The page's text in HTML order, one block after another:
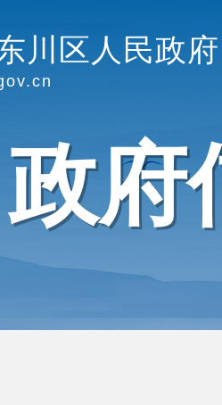
川区人民政府
政府